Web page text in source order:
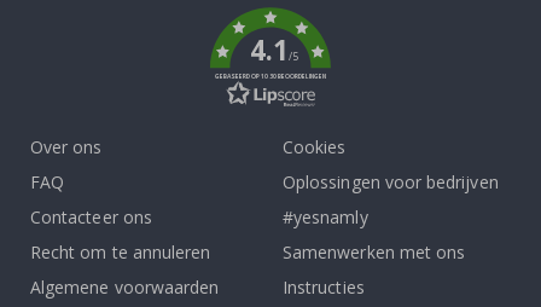
4.1/5
GEBASEERD OP 1030 BEOORDELINGEN
Over ons
FAQ
Contacteer ons
Recht om te annuleren
Algemene voorwaarden
Cookies
Oplossingen voor bedrijven
#yesnamly
Samenwerken met ons
Instructies